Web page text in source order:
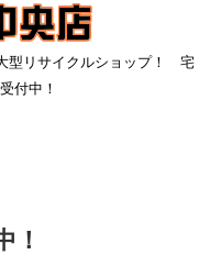
型リサイクルショップ！ 宅
付中！
！